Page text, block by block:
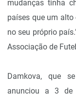
mudanças tinha
países que um
no seu próprio
Associação de
Damkova, que
anunciou a 3 de